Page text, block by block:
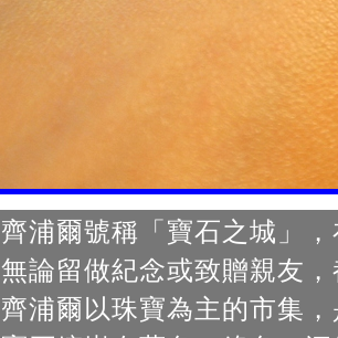
齊浦爾號稱「寶石之城」
無論留做紀念或致贈親友
齊浦爾以珠寶為主的市集